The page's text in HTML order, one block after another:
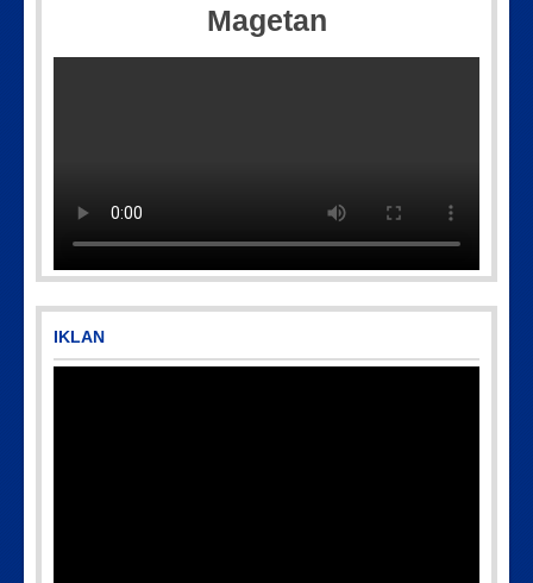
Magetan
IKLAN